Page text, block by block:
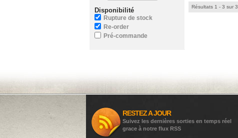
Résultats 1 - 3 sur 3
Disponibilité
Rupture de stock
Re-order
Pré-commande
RESTEZ A JOUR
Suivez les dernières sorties en temps réel
grace à notre flux RSS